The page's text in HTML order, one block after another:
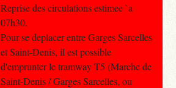
Reprise des circulations estimee `a
07h30.
Pour se deplacer entre Garges Sarcelles
et Saint-Denis, il est possible
d'emprunter le tramway T5 (Marche de
Saint-Denis / Garges Sarcelles, ou